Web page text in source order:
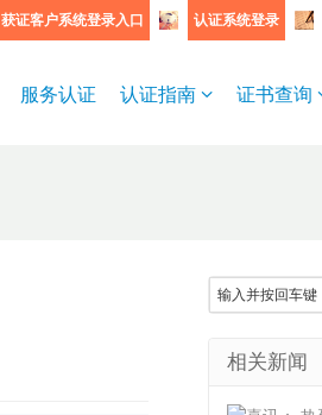
获证客户系统登录入口 认证系统登录
服务认证 认证指南 证书查询
相关新闻